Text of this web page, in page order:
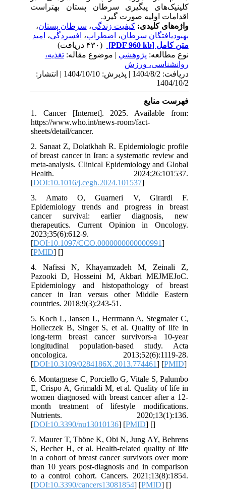
کلینیک‌های پیگیری سرطان پستان بهتراست
اقدامات اولیه صورت گیرد.
واژه‌های کلیدی:کیفیت زندگی،سرطان پستان،
بهبودیافتگان سرطان،اضطراب،افسردگی،امید
متن کامل[PDF 960 kb]
نوع مطالعه:پژوهشي| موضوع مقاله:تغذیه،
روانشناسی، ورزش
دریافت: 1404/8/2 | پذیرش: 1404/10/10 | انتشار:
1404/10/2
فهرست منابع
1. Cancer [Internet]. 2025. Available from:
https://www.who.int/news-room/fact-
sheets/detail/cancer.
2. Sanaat Z, Dolatkhah R. Epidemiologic profile
of breast cancer in Iran: a systematic review and
meta-analysis. Clinical Epidemiology and Global
Health. 2024;26:101537.
[DOI:10.1016/j.cegh.2024.101537
3. Amato O, Guarneri V, Girardi F.
Epidemiology trends and progress in breast
cancer survival: earlier diagnosis, new
therapeutics. Current Opinion in Oncology.
2023;35(6):612-9.
[DOI:10.1097/CCO.0000000000000991
[PMID] [
4. Nafissi N, Khayamzadeh M, Zeinali Z,
Pazooki D, Hosseini M, Akbari MEJMEJoC.
Epidemiology and histopathology of breast
cancer in Iran versus other Middle Eastern
countries. 2018;9(3):243-51.
5. Koch L, Jansen L, Herrmann A, Stegmaier C,
Holleczek B, Singer S, et al. Quality of life in
long-term breast cancer survivors-a 10-year
longitudinal population-based study. Acta
oncologica. 2013;52(6):1119-28.
[DOI:10.3109/0284186X.2013.774461] [PMID
6. Montagnese C, Porciello G, Vitale S, Palumbo
E, Crispo A, Grimaldi M, et al. Quality of life in
women diagnosed with breast cancer after a 12-
month treatment of lifestyle modifications.
Nutrients. 2020;13(1):136.
[DOI:10.3390/nu13010136] [PMID] [
7. Maurer T, Thöne K, Obi N, Jung AY, Behrens
S, Becher H, et al. Health-related quality of life
in a cohort of breast cancer survivors over more
than 10 years post-diagnosis and in comparison
to a control cohort. Cancers. 2021;13(8):1854.
[DOI:10.3390/cancers13081854] [PMID] [